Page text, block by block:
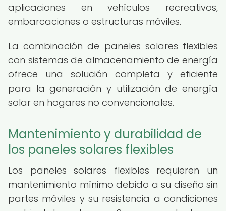
aplicaciones en vehículos recreativos,
embarcaciones o estructuras móviles.
La combinación de paneles solares flexibles
con sistemas de almacenamiento de energía
ofrece una solución completa y eficiente
para la generación y utilización de energía
solar en hogares no convencionales.
Mantenimiento y durabilidad de
los paneles solares flexibles
Los paneles solares flexibles requieren un
mantenimiento mínimo debido a su diseño sin
partes móviles y su resistencia a condiciones